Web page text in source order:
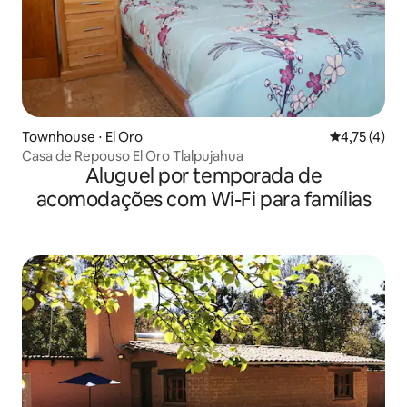
Townhouse ⋅ El Oro 4,75 de
4,75 (4)
Casa de Repouso El Oro Tlalpujahua
Aluguel por temporada de
acomodações com Wi-Fi para famílias